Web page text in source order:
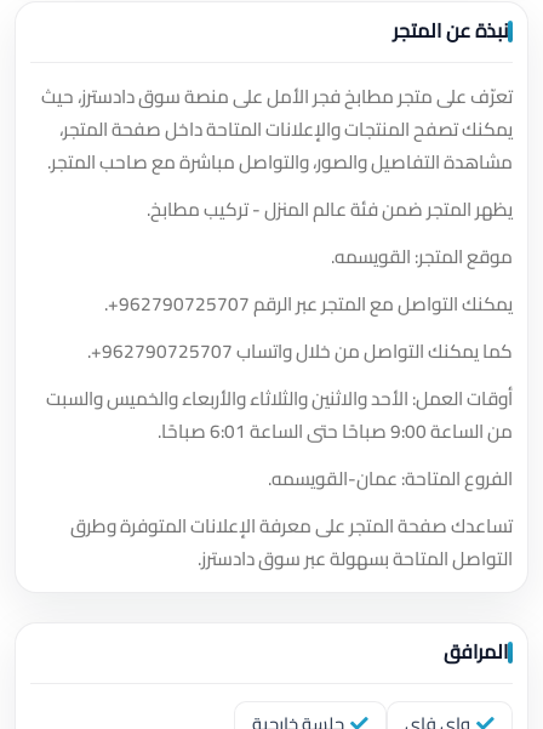
نبذة عن المتجر
تعرّف على متجر مطابخ فجر الأمل على منصة سوق دادسترز، حيث
يمكنك تصفح المنتجات والإعلانات المتاحة داخل صفحة المتجر،
مشاهدة التفاصيل والصور، والتواصل مباشرة مع صاحب المتجر.
يظهر المتجر ضمن فئة عالم المنزل - تركيب مطابخ.
موقع المتجر: القويسمه.
يمكنك التواصل مع المتجر عبر الرقم+962790725707
.
كما يمكنك التواصل من خلال واتساب+962790725707
.
أوقات العمل: الأحد والاثنين والثلاثاء والأربعاء والخميس والسبت
من الساعة 9:00 صباحًا حتى الساعة 6:01 صباحًا.
الفروع المتاحة: عمان-القويسمه.
تساعدك صفحة المتجر على معرفة الإعلانات المتوفرة وطرق
التواصل المتاحة بسهولة عبر سوق دادسترز.
المرافق